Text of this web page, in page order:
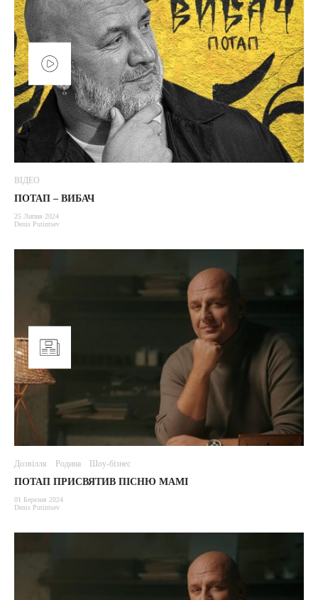
ВІДЕО
ПОТАП – ВИБАЧ
25 Липня 2024
Denis Putintsev
Дозвілля Родина Шоу-бізнес
ПОТАП ПРИСВЯТИВ ПІСНЮ МАМІ
01 Березня 2024
Denis Putintsev